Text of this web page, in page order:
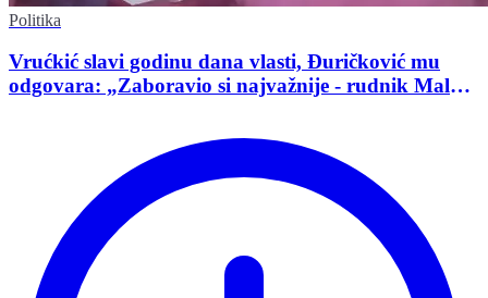
Politika
Vrućkić slavi godinu dana vlasti, Đuričković mu
odgovara: „Zaboravio si najvažnije - rudnik Malka